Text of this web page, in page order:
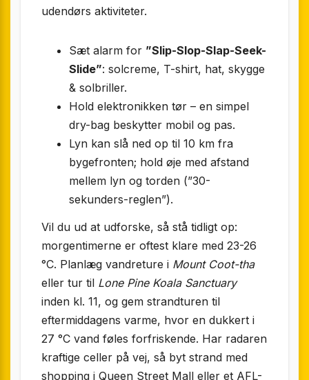
udendørs aktiviteter.
Sæt alarm for ”Slip-Slop-Slap-Seek-
Slide”: solcreme, T-shirt, hat, skygge
& solbriller.
Hold elektronikken tør – en simpel
dry-bag beskytter mobil og pas.
Lyn kan slå ned op til 10 km fra
bygefronten; hold øje med afstand
mellem lyn og torden (”30-
sekunders-reglen”).
Vil du ud at udforske, så stå tidligt op:
morgentimerne er oftest klare med 23-26
°C. Planlæg vandreture i Mount Coot-tha
eller tur til Lone Pine Koala Sanctuary
inden kl. 11, og gem strandturen til
eftermiddagens varme, hvor en dukkert i
27 °C vand føles forfriskende. Har radaren
kraftige celler på vej, så byt strand med
shopping i Queen Street Mall eller et AFL-